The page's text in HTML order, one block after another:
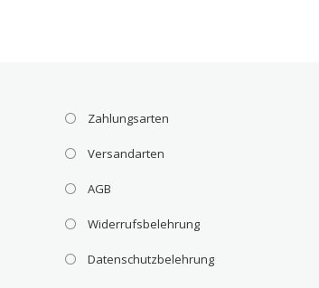
Zahlungsarten
Versandarten
AGB
Widerrufsbelehrung
Datenschutzbelehrung